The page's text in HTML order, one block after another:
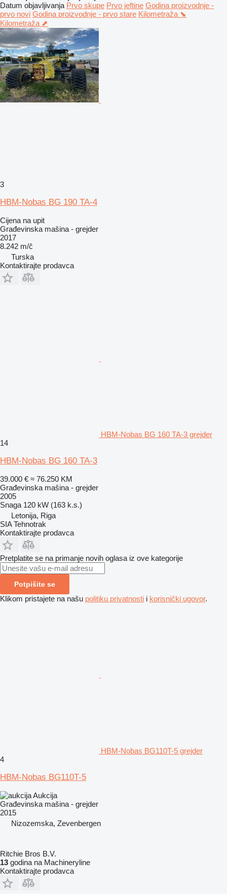
Datum objavljivanja Prvo skupe Prvo jeftine Godina proizvodnje -
prvo novi Godina proizvodnje - prvo stare Kilometraža ⬊
Kilometraža ⬈
3
HBM-Nobas BG 190 TA-4
Cijena na upit
Građevinska mašina - grejder
2017
8.242 m/č
Turska
Kontaktirajte prodavca
HBM-Nobas BG 160 TA-3 grejder
14
HBM-Nobas BG 160 TA-3
39.000 € ≈ 76.250 KM
Građevinska mašina - grejder
2005
Snaga 120 kW (163 k.s.)
Letonija, Riga
SIA Tehnotrak
Kontaktirajte prodavca
Pretplatite se na primanje novih oglasa iz ove kategorije
Potpišite se
Klikom pristajete na našu politiku privatnosti i korisnički ugovor.
HBM-Nobas BG110T-5 grejder
4
HBM-Nobas BG110T-5
Aukcija
Građevinska mašina - grejder
2015
Nizozemska, Zevenbergen
Ritchie Bros B.V.
13 godina na Machineryline
Kontaktirajte prodavca